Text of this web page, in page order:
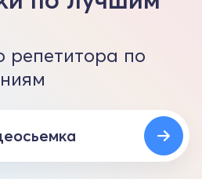
репетитора по